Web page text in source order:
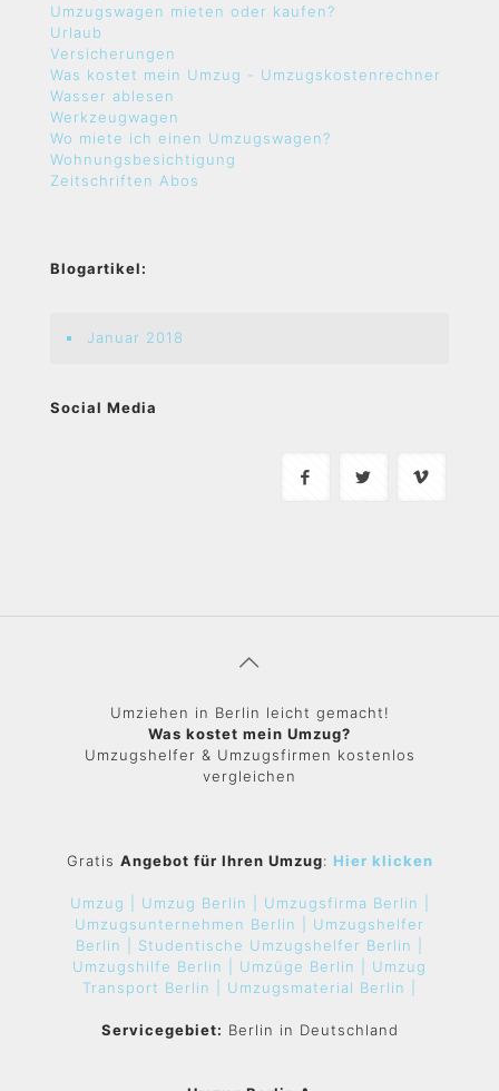
Umzugswagen mieten oder kaufen?
Urlaub
Versicherungen
Was kostet mein Umzug - Umzugskostenrechner
Wasser ablesen
Werkzeugwagen
Wo miete ich einen Umzugswagen?
Wohnungsbesichtigung
Zeitschriften Abos
Blogartikel:
Januar 2018
Social Media
Umziehen in Berlin leicht gemacht!
Was kostet mein Umzug?
Umzugshelfer & Umzugsfirmen kostenlos
vergleichen
Gratis Angebot für Ihren Umzug: Hier klicken
Umzug | Umzug Berlin |
Umzugsfirma Berlin |
Umzugsunternehmen Berlin | Umzugshelfer
Berlin | Studentische Umzugshelfer Berlin |
Umzugshilfe Berlin | Umzüge Berlin | Umzug
Transport Berlin | Umzugsmaterial Berlin |
Servicegebiet: Berlin in Deutschland